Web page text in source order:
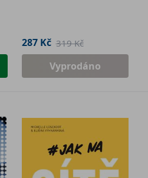
287 Kč 319 Kč
Vyprodáno